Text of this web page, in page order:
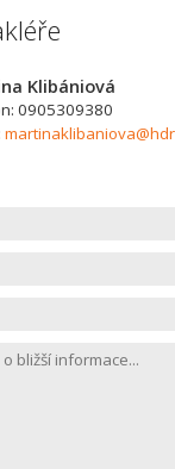
Klibániová
0905309380